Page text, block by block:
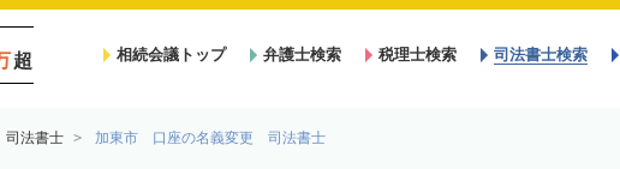
超 相続会議トップ 弁護士検索 税理士検索 司法書士検索
法書士 加東市 口座の名義変更 司法書士